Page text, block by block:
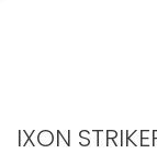
IXON